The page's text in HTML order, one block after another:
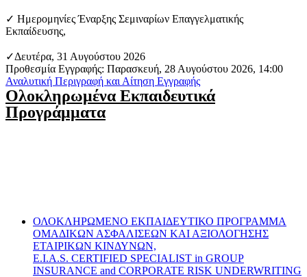
✓ Ημερομηνίες Έναρξης Σεμιναρίων Επαγγελματικής
Εκπαίδευσης,
✓Δευτέρα, 31 Αυγούστου 2026
Προθεσμία Εγγραφής: Παρασκευή, 28 Αυγούστου 2026, 14:00
Αναλυτική Περιγραφή και Αίτηση Εγγραφής
Ολοκληρωμένα Εκπαιδευτικά
Προγράμματα​
ΟΛΟΚΛΗΡΩΜΕΝΟ ΕΚΠΑΙΔΕΥΤΙΚΟ ΠΡΟΓΡΑΜΜΑ
ΟΜΑΔΙΚΩΝ ΑΣΦΑΛΙΣΕΩΝ ΚΑΙ ΑΞΙΟΛΟΓΗΣΗΣ
ΕΤΑΙΡΙΚΩΝ ΚΙΝΔΥΝΩΝ,
E.I.A.S. CERTIFIED SPECIALIST in GROUP
INSURANCE and CORPORATE RISK UNDERWRITING